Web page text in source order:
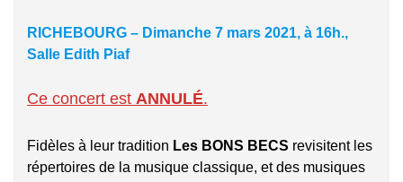
RICHEBOURG – Dimanche 7 mars 2021, à 16h.,
Salle Edith Piaf
Ce concert est ANNULÉ.
Fidèles à leur tradition Les BONS BECS revisitent les
répertoires de la musique classique, et des musiques